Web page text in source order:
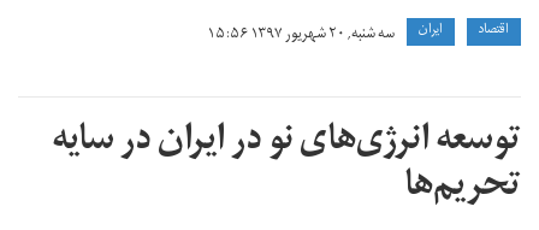
اقتصاد ايران سه شنبه, ۲۰ شهریور ۱۳۹۷ ۱۵:۵۶
توسعه انرژی‌‌های نو در ایران در سایه
تحریم‌ها